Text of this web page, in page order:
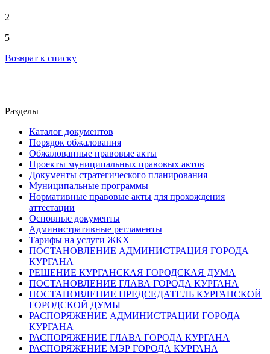
2
5
Возврат к списку
Разделы
Каталог документов
Порядок обжалования
Обжалованные правовые акты
Проекты муниципальных правовых актов
Документы стратегического планирования
Муниципальные программы
Нормативные правовые акты для прохождения
аттестации
Основные документы
Административные регламенты
Тарифы на услуги ЖКХ
ПОСТАНОВЛЕНИЕ АДМИНИСТРАЦИЯ ГОРОДА
КУРГАНА
РЕШЕНИЕ КУРГАНСКАЯ ГОРОДСКАЯ ДУМА
ПОСТАНОВЛЕНИЕ ГЛАВА ГОРОДА КУРГАНА
ПОСТАНОВЛЕНИЕ ПРЕДСЕДАТЕЛЬ КУРГАНСКОЙ
ГОРОДСКОЙ ДУМЫ
РАСПОРЯЖЕНИЕ АДМИНИСТРАЦИИ ГОРОДА
КУРГАНА
РАСПОРЯЖЕНИЕ ГЛАВА ГОРОДА КУРГАНА
РАСПОРЯЖЕНИЕ МЭР ГОРОДА КУРГАНА